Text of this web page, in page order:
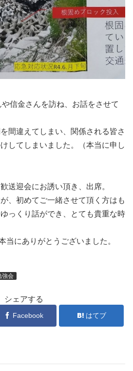
信金さんを訪ね、お話をさせて
間違えてしまい、関係される皆さ
してしまいました。（本当に申し
送迎会にお誘い頂き、出席。
、初めてご一緒させて頂く方はも
っくり話ができ、とても貴重な時
当にありがとうございました。
強会
シェアする
Facebook はてブ